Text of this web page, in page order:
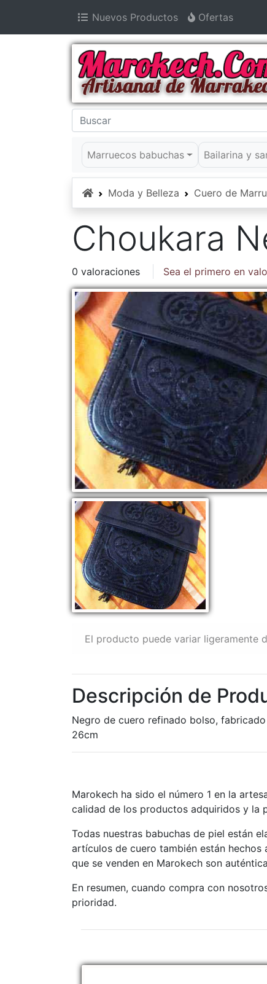
Nuevos Productos Ofertas
Marruecos babuchas Bailarina y
InicioModa y Belleza Cuero de
Choukara
0 valoraciones Sea el primero en
El producto puede variar ligeramente
Descripción de
Negro de cuero refinado bolso,
26cm
Marokech ha sido el número 1 en la
calidad de los productos adquiridos y la
Todas nuestras babuchas de piel están
artículos de cuero también están hechos
que se venden en Marokech son
En resumen, cuando compra con
prioridad.